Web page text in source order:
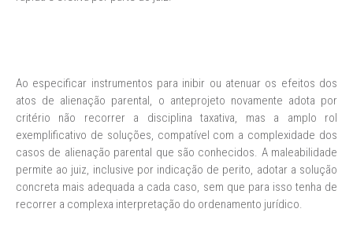
Ao especificar instrumentos para inibir ou atenuar os efeitos dos
atos de alienação parental, o anteprojeto novamente adota por
critério não recorrer a disciplina taxativa, mas a amplo rol
exemplificativo de soluções, compatível com a complexidade dos
casos de alienação parental que são conhecidos. A maleabilidade
permite ao juiz, inclusive por indicação de perito, adotar a solução
concreta mais adequada a cada caso, sem que para isso tenha de
recorrer a complexa interpretação do ordenamento jurídico.